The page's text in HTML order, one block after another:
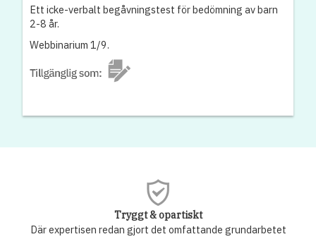
Ett icke-verbalt begåvningstest för bedömning av barn
2-8 år.
Webbinarium 1/9.
Tryggt & opartiskt
Där expertisen redan gjort det omfattande grundarbetet